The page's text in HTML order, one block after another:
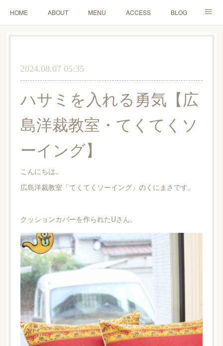
HOME ABOUT MENU ACCESS BLOG
MAIL
2024.08.07 05:35
ハサミを入れる勇気【広
島洋裁教室・てくてくソ
ーイング】
こんにちは。
広島洋裁教室「てくてくソーイング」のくにまさです。
クッションカバーを作られたUさん。